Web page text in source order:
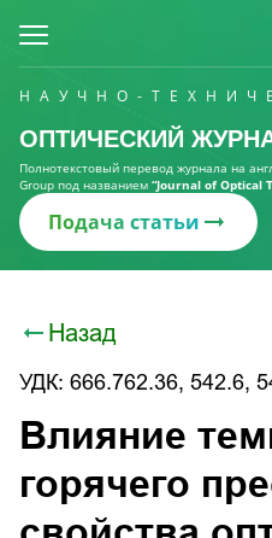
НАУЧНО-
ОПТИЧЕСКИЙ
Полнотекстовый перевод журнала на
Group под названием “Journal of Optical
Подача статьи
Назад
УДК: 666.762.36, 542.6,
Влияние
горячего